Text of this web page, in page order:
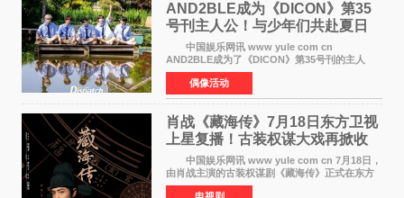
AND2BLE成为《DICON》第35
号刊主人公！与少年们共赴夏日
之约
中国娱乐网讯 www yule com cn
AND2BLE成为了《DICON》第35号刊的主人
公，本期标题为And The Summer。作为出道后
首次担任杂志画报主角的完整体，AND2BLE用清
澈的少年感与全新的夏天相遇了
偶像活动
肖战《藏海传》7月18日东方卫视
上星复播！古装权谋大戏再掀收
视热潮
中国娱乐网讯 www yule com cn 7月18日，
由肖战主演的古装权谋剧《藏海传》正式在东方
卫视上星复播，引发广泛关注。该剧此前已在网